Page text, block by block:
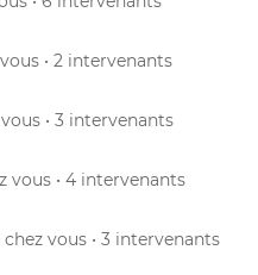
vous • 2 intervenants
• 3 intervenants
vous • 4 intervenants
chez vous • 3 intervenants